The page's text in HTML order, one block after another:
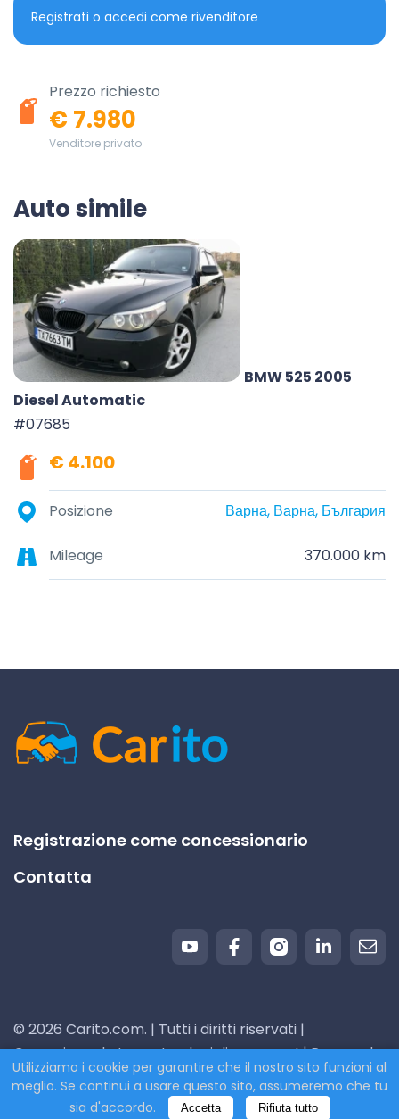
Registrati o accedi come rivenditore
Prezzo richiesto
€ 7.980
Venditore privato
Auto simile
BMW 525 2005
Diesel Automatic
#07685
€ 4.100
Posizione Варна, Варна, България
Mileage 370.000 km
Registrazione come concessionario
Contatta
© 2026 Carito.com. | Tutti i diritti riservati |
Compriamo la tua auto al miglior prezzo! | Powered
byCodiCo.io
Utilizziamo i cookie per garantire che il nostro sito funzioni al
meglio. Se continui a usare questo sito, assumeremo che tu
sia d'accordo.
Accetta Rifiuta tutto